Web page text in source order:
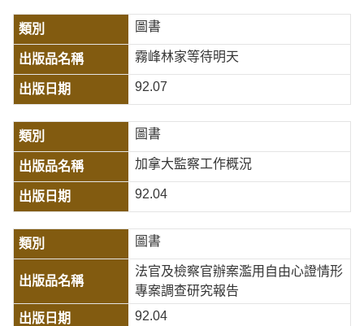
圖書
霧峰林家等待明天
92.07
圖書
加拿大監察工作概況
92.04
圖書
法官及檢察官辦案濫用自由心證情形
專案調查研究報告
92.04